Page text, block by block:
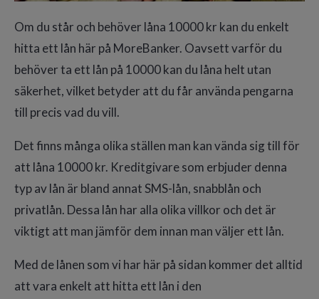
Om du står och behöver låna 10000 kr kan du enkelt
hitta ett lån här på MoreBanker. Oavsett varför du
behöver ta ett lån på 10000 kan du låna helt utan
säkerhet, vilket betyder att du får använda pengarna
till precis vad du vill.
Det finns många olika ställen man kan vända sig till för
att låna 10000 kr. Kreditgivare som erbjuder denna
typ av lån är bland annat SMS-lån, snabblån och
privatlån. Dessa lån har alla olika villkor och det är
viktigt att man jämför dem innan man väljer ett lån.
Med de lånen som vi har här på sidan kommer det alltid
att vara enkelt att hitta ett lån i den